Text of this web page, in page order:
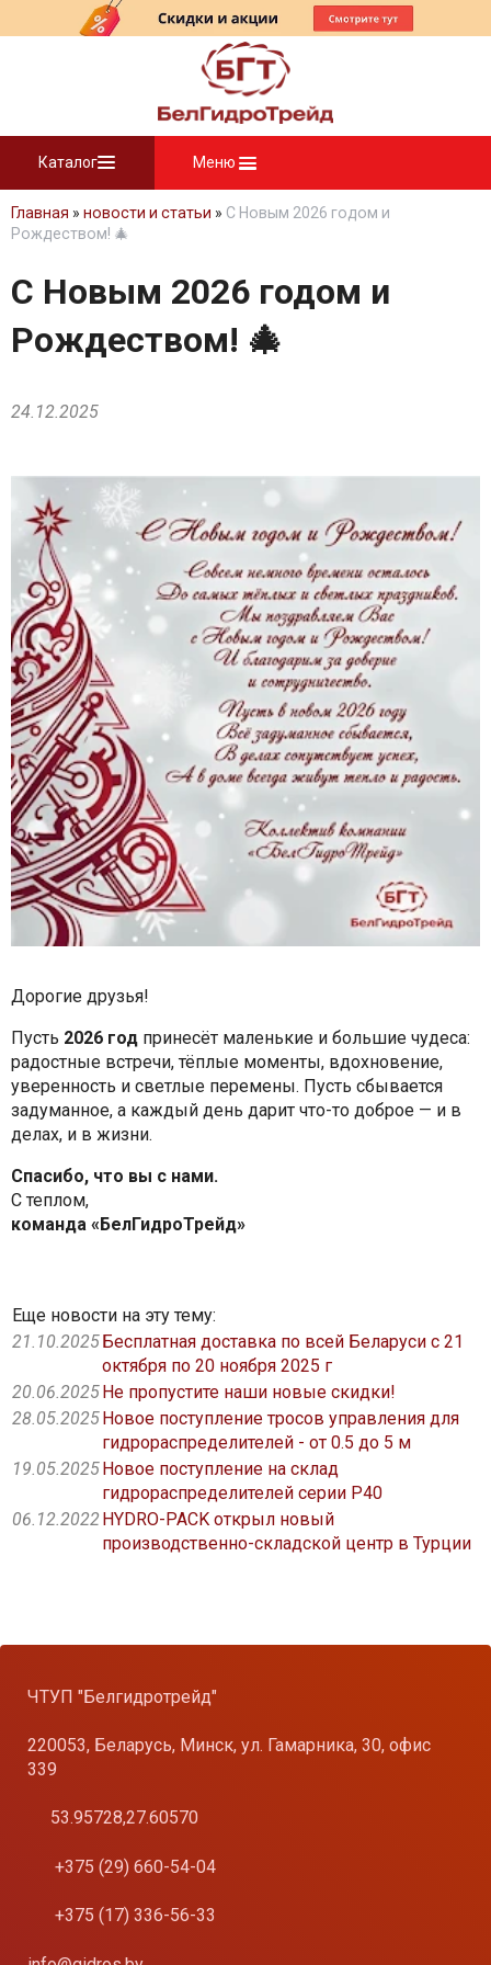
Каталог Меню
Главная » новости и статьи » С Новым 2026 годом и
Рождеством! 🎄
С Новым 2026 годом и
Рождеством! 🎄
24.12.2025
Дорогие друзья!
Пусть 2026 год принесёт маленькие и большие чудеса:
радостные встречи, тёплые моменты, вдохновение,
уверенность и светлые перемены. Пусть сбывается
задуманное, а каждый день дарит что-то доброе — и в
делах, и в жизни.
Спасибо, что вы с нами.
С теплом,
команда «БелГидроТрейд»
Еще новости на эту тему:
21.10.2025 Бесплатная доставка по всей Беларуси с 21
октября по 20 ноября 2025 г
20.06.2025 Не пропустите наши новые скидки!
28.05.2025 Новое поступление тросов управления для
гидрораспределителей - от 0.5 до 5 м
19.05.2025 Новое поступление на склад
гидрораспределителей серии P40
06.12.2022 HYDRO-PACK открыл новый
производственно-складской центр в Турции
ЧТУП "Белгидротрейд"
220053, Беларусь, Минск, ул. Гамарника, 30, офис
339
53.95728,27.60570
+375 (29) 660-54-04
+375 (17) 336-56-33